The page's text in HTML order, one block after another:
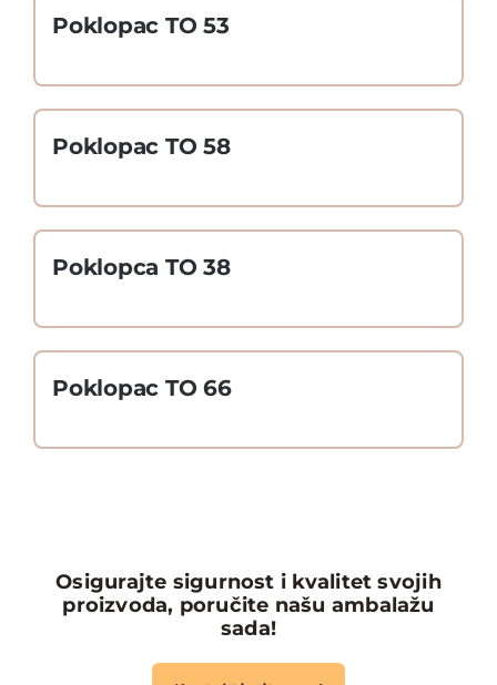
Poklopac TO 53
Poklopac TO 58
Poklopca TO 38
Poklopac TO 66
Osigurajte sigurnost i kvalitet svojih
proizvoda, poručite našu ambalažu
sada!